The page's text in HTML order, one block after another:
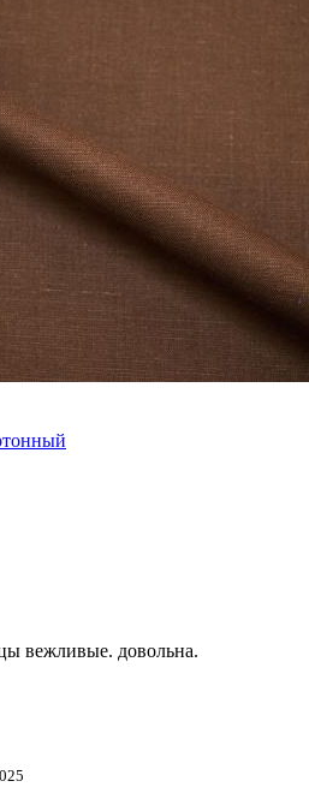
вежливые. довольна.